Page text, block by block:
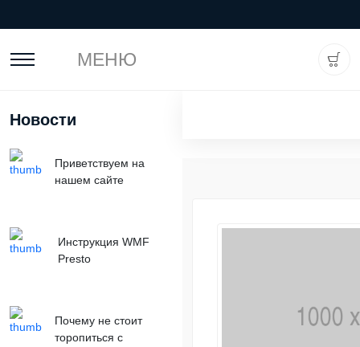
МЕНЮ
Новости
Приветствуем на
нашем сайте
Инструкция WMF
Presto
Почему не стоит
торопиться с